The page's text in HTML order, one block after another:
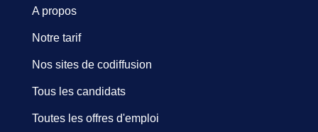
A propos
Notre tarif
Nos sites de codiffusion
Tous les candidats
Toutes les offres d'emploi